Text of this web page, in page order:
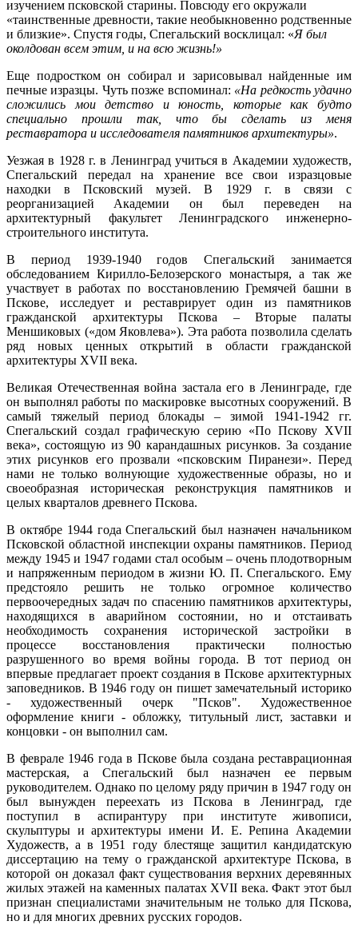
изучением псковской старины. Повсюду его окружали
«таинственные древности, такие необыкновенно родственные
и близкие». Спустя годы, Спегальский восклицал: «Я был
околдован всем этим, и на всю жизнь!»
Еще подростком он собирал и зарисовывал найденные им
печные изразцы. Чуть позже вспоминал: «На редкость удачно
сложились мои детство и юность, которые как будто
специально прошли так, что бы сделать из меня
реставратора и исследователя памятников архитектуры».
Уезжая в 1928 г. в Ленинград учиться в Академии художеств,
Спегальский передал на хранение все свои изразцовые
находки в Псковский музей. В 1929 г. в связи с
реорганизацией Академии он был переведен на
архитектурный факультет Ленинградского инженерно-
строительного института.
В период 1939-1940 годов Спегальский занимается
обследованием Кирилло-Белозерского монастыря, а так же
участвует в работах по восстановлению Гремячей башни в
Пскове, исследует и реставрирует один из памятников
гражданской архитектуры Пскова – Вторые палаты
Меншиковых («дом Яковлева»). Эта работа позволила сделать
ряд новых ценных открытий в области гражданской
архитектуры XVII века.
Великая Отечественная война застала его в Ленинграде, где
он выполнял работы по маскировке высотных сооружений. В
самый тяжелый период блокады – зимой 1941-1942 гг.
Спегальский создал графическую серию «По Пскову XVII
века», состоящую из 90 карандашных рисунков. За создание
этих рисунков его прозвали «псковским Пиранези». Перед
нами не только волнующие художественные образы, но и
своеобразная историческая реконструкция памятников и
целых кварталов древнего Пскова.
В октябре 1944 года Спегальский был назначен начальником
Псковской областной инспекции охраны памятников. Период
между 1945 и 1947 годами стал особым – очень плодотворным
и напряженным периодом в жизни Ю. П. Спегальского. Ему
предстояло решить не только огромное количество
первоочередных задач по спасению памятников архитектуры,
находящихся в аварийном состоянии, но и отстаивать
необходимость сохранения исторической застройки в
процессе восстановления практически полностью
разрушенного во время войны города. В тот период он
впервые предлагает проект создания в Пскове архитектурных
заповедников. В 1946 году он пишет замечательный историко
- художественный очерк "Псков". Художественное
оформление книги - обложку, титульный лист, заставки и
концовки - он выполнил сам.
В феврале 1946 года в Пскове была создана реставрационная
мастерская, а Спегальский был назначен ее первым
руководителем. Однако по целому ряду причин в 1947 году он
был вынужден переехать из Пскова в Ленинград, где
поступил в аспирантуру при институте живописи,
скульптуры и архитектуры имени И. Е. Репина Академии
Художеств, а в 1951 году блестяще защитил кандидатскую
диссертацию на тему о гражданской архитектуре Пскова, в
которой он доказал факт существования верхних деревянных
жилых этажей на каменных палатах XVII века. Факт этот был
признан специалистами значительным не только для Пскова,
но и для многих древних русских городов.